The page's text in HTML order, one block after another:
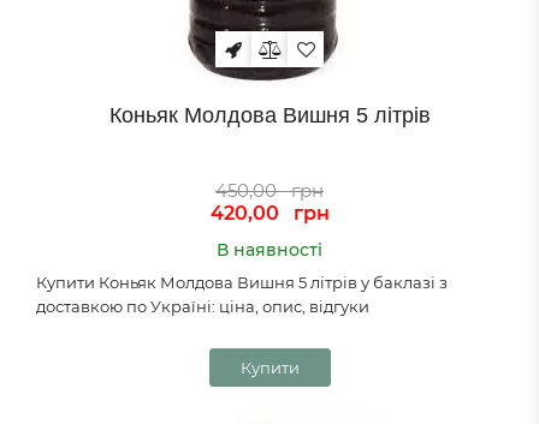
Коньяк Молдова Вишня 5 літрів
450,00
грн
420,00
грн
В наявності
Купити Коньяк Молдова Вишня 5 літрів у баклазі з
доставкою по Україні: ціна, опис, відгуки
Купити